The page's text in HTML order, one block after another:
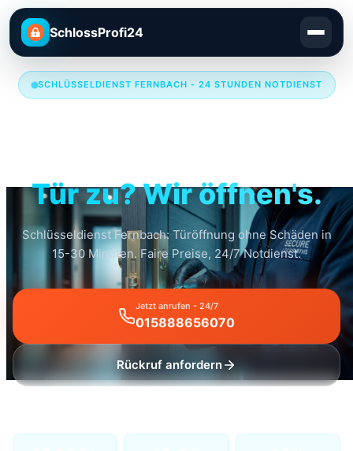
SchlossProfi24
SCHLÜSSELDIENST FERNBACH - 24 STUNDEN NOTDIENST
Tür zu? Wir öffnen's.
Schlüsseldienst Fernbach: Türöffnung ohne Schäden in
15-30 Minuten. Faire Preise, 24/7 Notdienst.
Jetzt anrufen - 24/7
015888656070
Rückruf anfordern